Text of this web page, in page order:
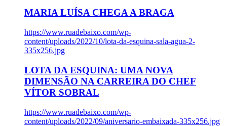
MARIA LUÍSA CHEGA A BRAGA
https://www.ruadebaixo.com/wp-
content/uploads/2022/10/lota-da-esquina-sala-agua-2-
335x256.jpg
LOTA DA ESQUINA: UMA NOVA
DIMENSÃO NA CARREIRA DO CHEF
VÍTOR SOBRAL
https://www.ruadebaixo.com/wp-
content/uploads/2022/09/aniversario-embaixada-335x256.jpg